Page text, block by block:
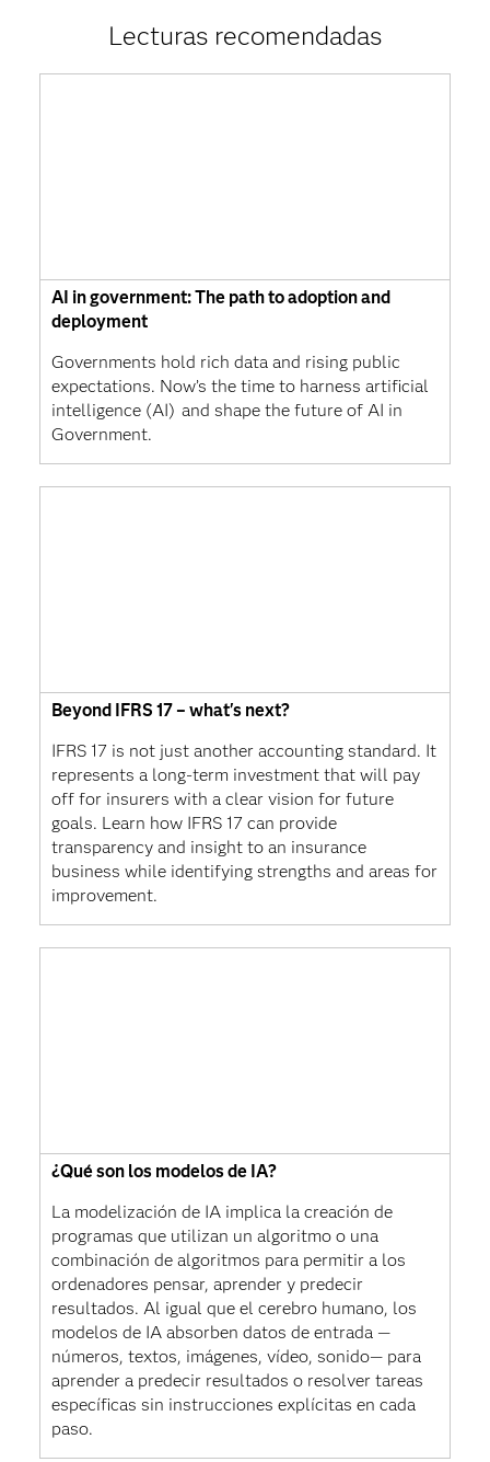
Lecturas recomendadas
AI in government: The path to adoption and
deployment
Governments hold rich data and rising public
expectations. Now’s the time to harness artificial
intelligence (AI) and shape the future of AI in
Government.
Beyond IFRS 17 – what's next?
IFRS 17 is not just another accounting standard. It
represents a long-term investment that will pay
off for insurers with a clear vision for future
goals. Learn how IFRS 17 can provide
transparency and insight to an insurance
business while identifying strengths and areas for
improvement.
¿Qué son los modelos de IA?
La modelización de IA implica la creación de
programas que utilizan un algoritmo o una
combinación de algoritmos para permitir a los
ordenadores pensar, aprender y predecir
resultados. Al igual que el cerebro humano, los
modelos de IA absorben datos de entrada —
números, textos, imágenes, vídeo, sonido— para
aprender a predecir resultados o resolver tareas
específicas sin instrucciones explícitas en cada
paso.